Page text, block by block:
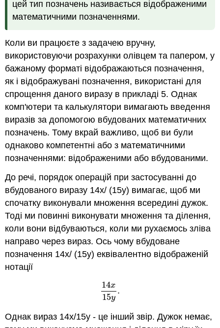
цей тип позначень називається відображеними
математичними позначеннями.
Коли ви працюєте з задачею вручну,
використовуючи розрахунки олівцем та папером, у
бажаному форматі відображаються позначення,
як і відображувані позначення, використані для
спрощення даного виразу в прикладі 5. Однак
комп'ютери та калькулятори вимагають введення
виразів за допомогою вбудованих математичних
позначень. Тому вкрай важливо, щоб ви були
однаково компетентні або з математичними
позначеннями: відображеними або вбудованими.
До речі, порядок операцій при застосуванні до
вбудованого виразу 14x/ (15y) вимагає, щоб ми
спочатку виконували множення всередині дужок.
Тоді ми повинні виконувати множення та ділення,
коли вони відбуваються, коли ми рухаємось зліва
направо через вираз. Ось чому вбудоване
позначення 14x/ (15y) еквівалентно відображеній
нотації
14x
15y
.
14x15
Однак вираз 14x/15y - це інший звір. Дужок немає,